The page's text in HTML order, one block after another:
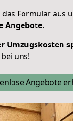
das Formular aus
Angebote.
Umzugskosten
uns!
Angebote